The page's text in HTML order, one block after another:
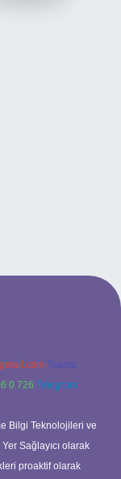
Teams:
0 726 Telegram:
Bilgi Teknolojileri ve
Sağlayıcı olarak
proaktif olarak